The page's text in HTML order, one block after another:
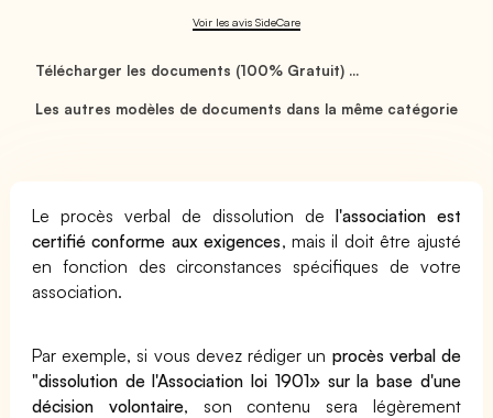
Voir les avis SideCare
Télécharger les documents (100% Gratuit) ...
Les autres modèles de documents dans la même catégorie
Le procès verbal de dissolution de l'association est
certifié conforme aux exigences, mais il doit être ajusté
en fonction des circonstances spécifiques de votre
association.
Par exemple, si vous devez rédiger un procès verbal de
"dissolution de l'Association loi 1901» sur la base d'une
décision volontaire, son contenu sera légèrement